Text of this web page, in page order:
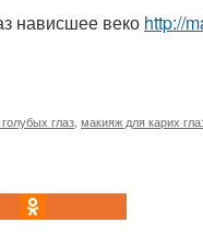
нависшее веко http://
глаз макияж для карих